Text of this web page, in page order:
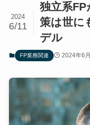
独立系
策は世に
デル
2024
6/11
FP業務関連 2024年6